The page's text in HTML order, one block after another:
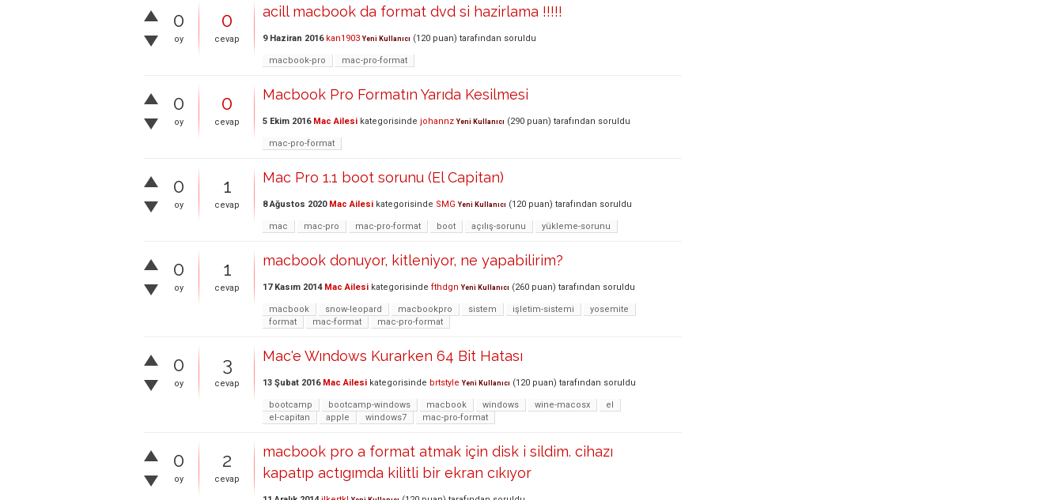
0
oy
0
cevap
acill macbook da format dvd si hazirlama !!!!!
9 Haziran 2016 kan1903 Yeni Kullanıcı (120 puan) tarafından soruldu
macbook-pro mac-pro-format
0
oy
0
cevap
Macbook Pro Formatın Yarıda Kesilmesi
5 Ekim 2016 Mac Ailesi kategorisinde johannz Yeni Kullanıcı (290 puan) tarafından soruldu
mac-pro-format
0
oy
1
cevap
Mac Pro 1.1 boot sorunu (El Capitan)
8 Ağustos 2020 Mac Ailesi kategorisinde SMG Yeni Kullanıcı (120 puan) tarafından soruldu
mac mac-pro mac-pro-format boot açılış-sorunu yükleme-sorunu
0
oy
1
cevap
macbook donuyor, kitleniyor, ne yapabilirim?
17 Kasım 2014 Mac Ailesi kategorisinde fthdgn Yeni Kullanıcı (260 puan) tarafından soruldu
macbook snow-leopard macbookpro sistem işletim-sistemi
yosemite
format
mac-format mac-pro-format
0
oy
3
cevap
Mac'e Wındows Kurarken 64 Bit Hatası
13 Şubat 2016 Mac Ailesi kategorisinde brtstyle Yeni Kullanıcı (120 puan) tarafından soruldu
bootcamp bootcamp-windows macbook windows wine-macosx
el
el-capitan
apple windows7 mac-pro-format
0
oy
2
cevap
macbook pro a format atmak için disk i sildim. cihazı
kapatıp actıgımda kilitli bir ekran cıkıyor